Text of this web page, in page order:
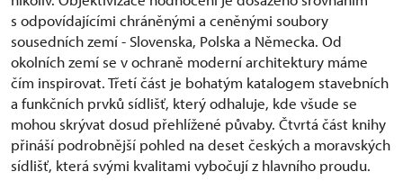
s odpovídajícími chráněnými a ceněnými soubory
sousedních zemí - Slovenska, Polska a Německa. Od
okolních zemí se v ochraně moderní architektury máme
čím inspirovat. Třetí část je bohatým katalogem stavebních
a funkčních prvků sídlišť, který odhaluje, kde všude se
mohou skrývat dosud přehlížené půvaby. Čtvrtá část knihy
přináší podrobnější pohled na deset českých a moravských
sídlišť, která svými kvalitami vybočují z hlavního proudu.